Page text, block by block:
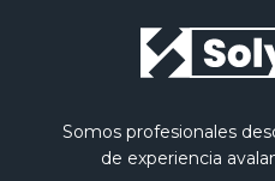
Somos profesionales
de experiencia